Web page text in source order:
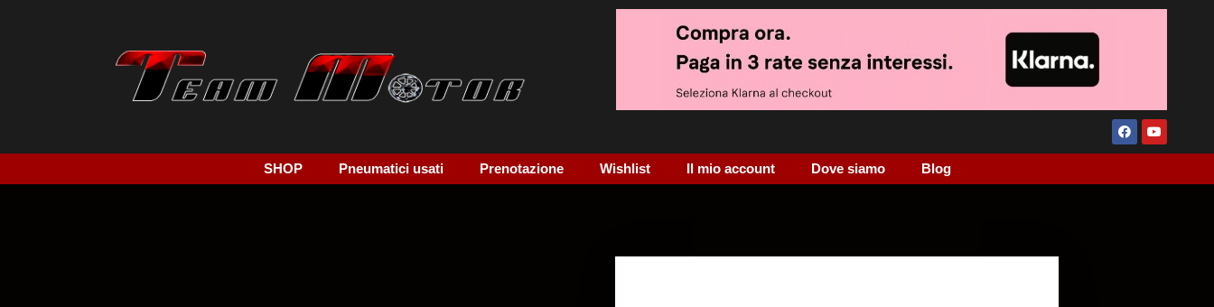
SHOP Pneumatici usati Prenotazione Wishlist Il mio account Dove siamo Blog